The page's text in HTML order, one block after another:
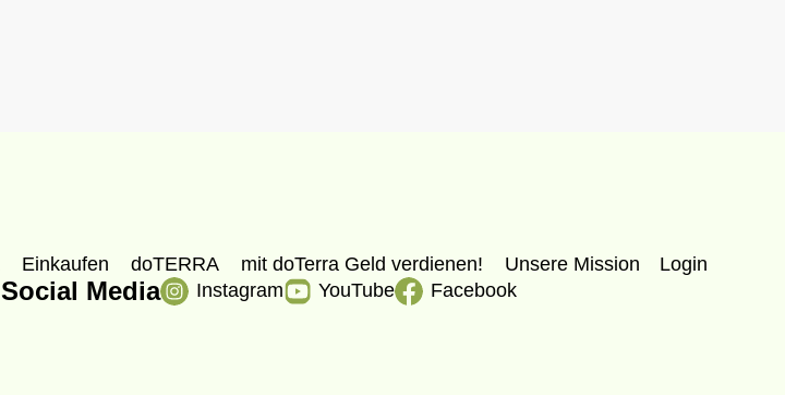
Einkaufen doTERRA mit doTerra Geld verdienen! Unsere Mission Login
Social Media Instagram YouTube Facebook